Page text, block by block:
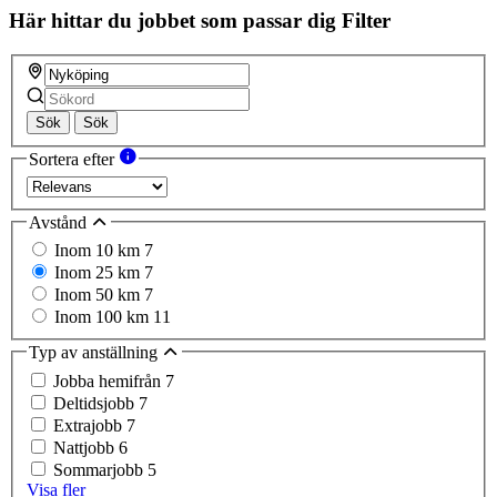
field
Här hittar du jobbet som passar dig Filter
Sök Sök
Sortera efter
Avstånd
Inom 10 km 7
Inom 25 km 7
Inom 50 km 7
Inom 100 km 11
Typ av anställning
Jobba hemifrån 7
Deltidsjobb 7
Extrajobb 7
Nattjobb 6
Sommarjobb 5
Visa fler